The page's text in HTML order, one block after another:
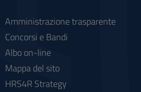
Amministrazione trasparente
Concorsi e Bandi
Albo on-line
Mappa del sito
HRS4R Strategy